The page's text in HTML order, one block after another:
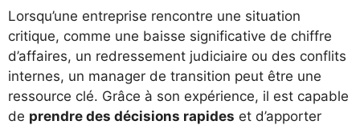
Lorsqu’une entreprise rencontre une situation
critique, comme une baisse significative de chiffre
d’affaires, un redressement judiciaire ou des conflits
internes, un manager de transition peut être une
ressource clé. Grâce à son expérience, il est capable
de prendre des décisions rapides et d’apporter